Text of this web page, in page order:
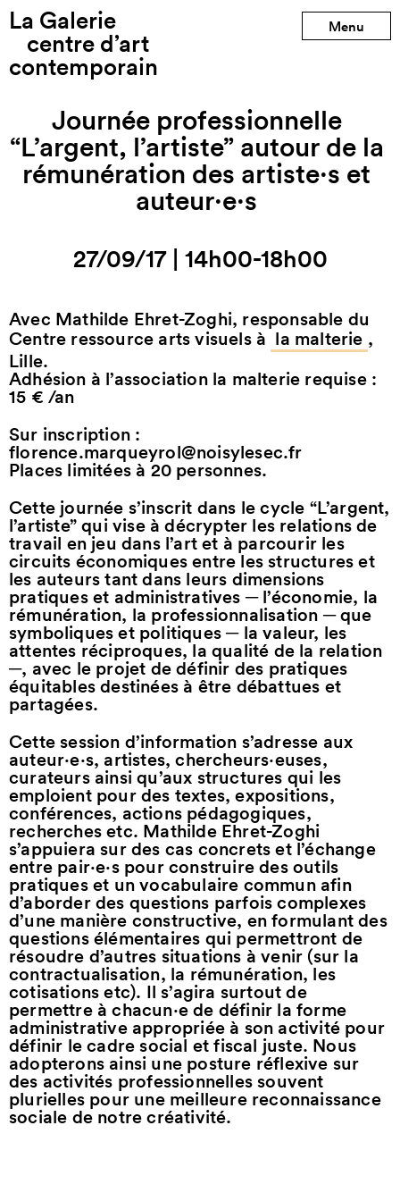
La Galerie
centre d’art
contemporain
Menu
Journée professionnelle
“L’argent, l’artiste” autour de la
rémunération des artiste∙s et
auteur∙e∙s
27/09/17 | 14h00-18h00
Avec Mathilde Ehret-Zoghi, responsable du
Centre ressource arts visuels à la malterie ,
Lille.
Adhésion à l’association la malterie requise :
15 € /an
Sur inscription :
florence.marqueyrol@noisylesec.fr
Places limitées à 20 personnes.
Cette journée s’inscrit dans le cycle “L’argent,
l’artiste” qui vise à décrypter les relations de
travail en jeu dans l’art et à parcourir les
circuits économiques entre les structures et
les auteurs tant dans leurs dimensions
pratiques et administratives ─ l’économie, la
rémunération, la professionnalisation ─ que
symboliques et politiques ─ la valeur, les
attentes réciproques, la qualité de la relation
─, avec le projet de définir des pratiques
équitables destinées à être débattues et
partagées.
Cette session d’information s’adresse aux
auteur·e·s, artistes, chercheurs·euses,
curateurs ainsi qu’aux structures qui les
emploient pour des textes, expositions,
conférences, actions pédagogiques,
recherches etc. Mathilde Ehret-Zoghi
s’appuiera sur des cas concrets et l’échange
entre pair·e·s pour construire des outils
pratiques et un vocabulaire commun afin
d’aborder des questions parfois complexes
d’une manière constructive, en formulant des
questions élémentaires qui permettront de
résoudre d’autres situations à venir (sur la
contractualisation, la rémunération, les
cotisations etc). Il s’agira surtout de
permettre à chacun·e de définir la forme
administrative appropriée à son activité pour
définir le cadre social et fiscal juste. Nous
adopterons ainsi une posture réflexive sur
des activités professionnelles souvent
plurielles pour une meilleure reconnaissance
sociale de notre créativité.